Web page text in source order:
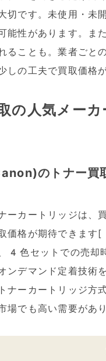
切です。未使用・未
能性があります。ま
ることも。業者ごと
しの工夫で買取価格
の人気メー
のトナー買
ナーカートリッ
価格が期待できま
4色セットでの売却
ンデマンド定着技術
ナーカートリッジ方
場でも高い需要があり